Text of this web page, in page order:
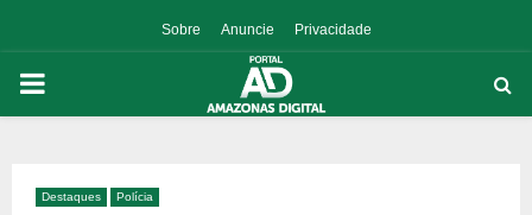
Sobre Anuncie Privacidade
PRIMARY
Destaques Polícia